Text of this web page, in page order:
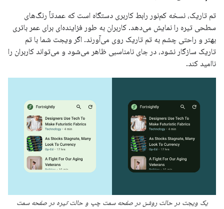
تم تاریک، نسخه کم‌نور رابط کاربری دستگاه است که عمدتاً رنگ‌های
سطحی تیره را نمایش می‌دهد. کاربران به طور فزاینده‌ای برای عمر باتری
بهتر و راحتی چشم به تم تاریک روی می‌آورند. اگر ویجت شما با تم
تاریک سازگار نشود، در جای نامناسبی ظاهر می‌شود و می‌تواند کاربران را
ناامید کند.
یک ویجت در حالت روشن در صفحه سمت چپ و حالت تیره در صفحه سمت